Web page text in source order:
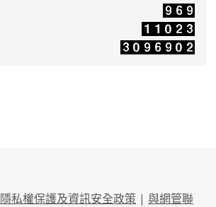
隱私權保護及資訊安全政策 | 與網管聯